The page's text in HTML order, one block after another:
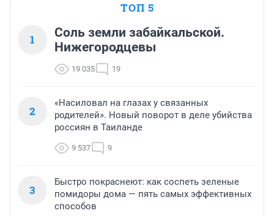
ТОП 5
1
Соль земли забайкальской.
Нижегородцевы
19 035 19
2
«Насиловал на глазах у связанных
родителей». Новый поворот в деле убийства
россиян в Таиланде
9 537 9
3
Быстро покраснеют: как соспеть зеленые
помидоры дома — пять самых эффективных
способов